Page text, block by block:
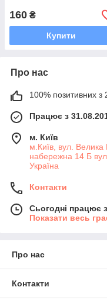
160 ₴
Купити
Про нас
100% позитивних з
Працює з
м. Київ
м.Київ, вул. Велика
набережна 14 Б
Україна
Контакти
Сьогодні працює
Показати весь
Про нас
Контакти